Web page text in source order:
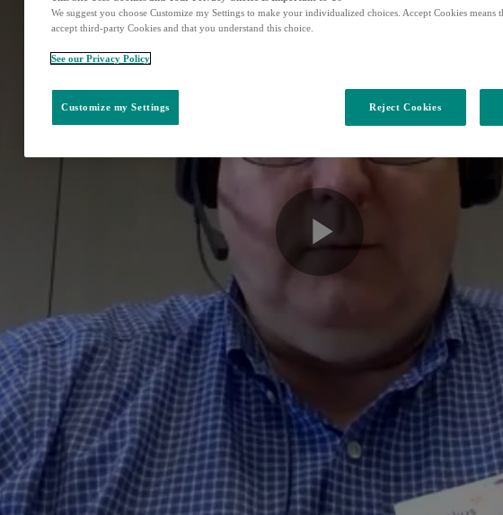
Play
Video
We suggest you choose Customize my Settings to make your individualized choices. Accept Cookies means
accept third-party Cookies and that you understand this choice.
See our Privacy Policy
Customize my Settings Reject Cookies